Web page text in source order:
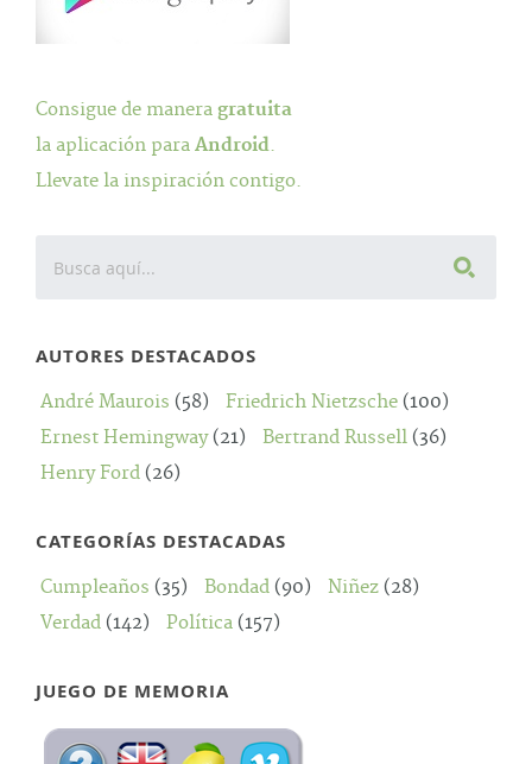
Consigue de manera gratuita
la aplicación para Android.
Llevate la inspiración contigo.
AUTORES DESTACADOS
André Maurois (58) Friedrich Nietzsche (100)
Ernest Hemingway(21) Bertrand Russell (36)
Henry Ford (26)
CATEGORÍAS DESTACADAS
Cumpleaños (35) Bondad (90) Niñez (28)
Verdad (142) Política (157)
JUEGO DE MEMORIA